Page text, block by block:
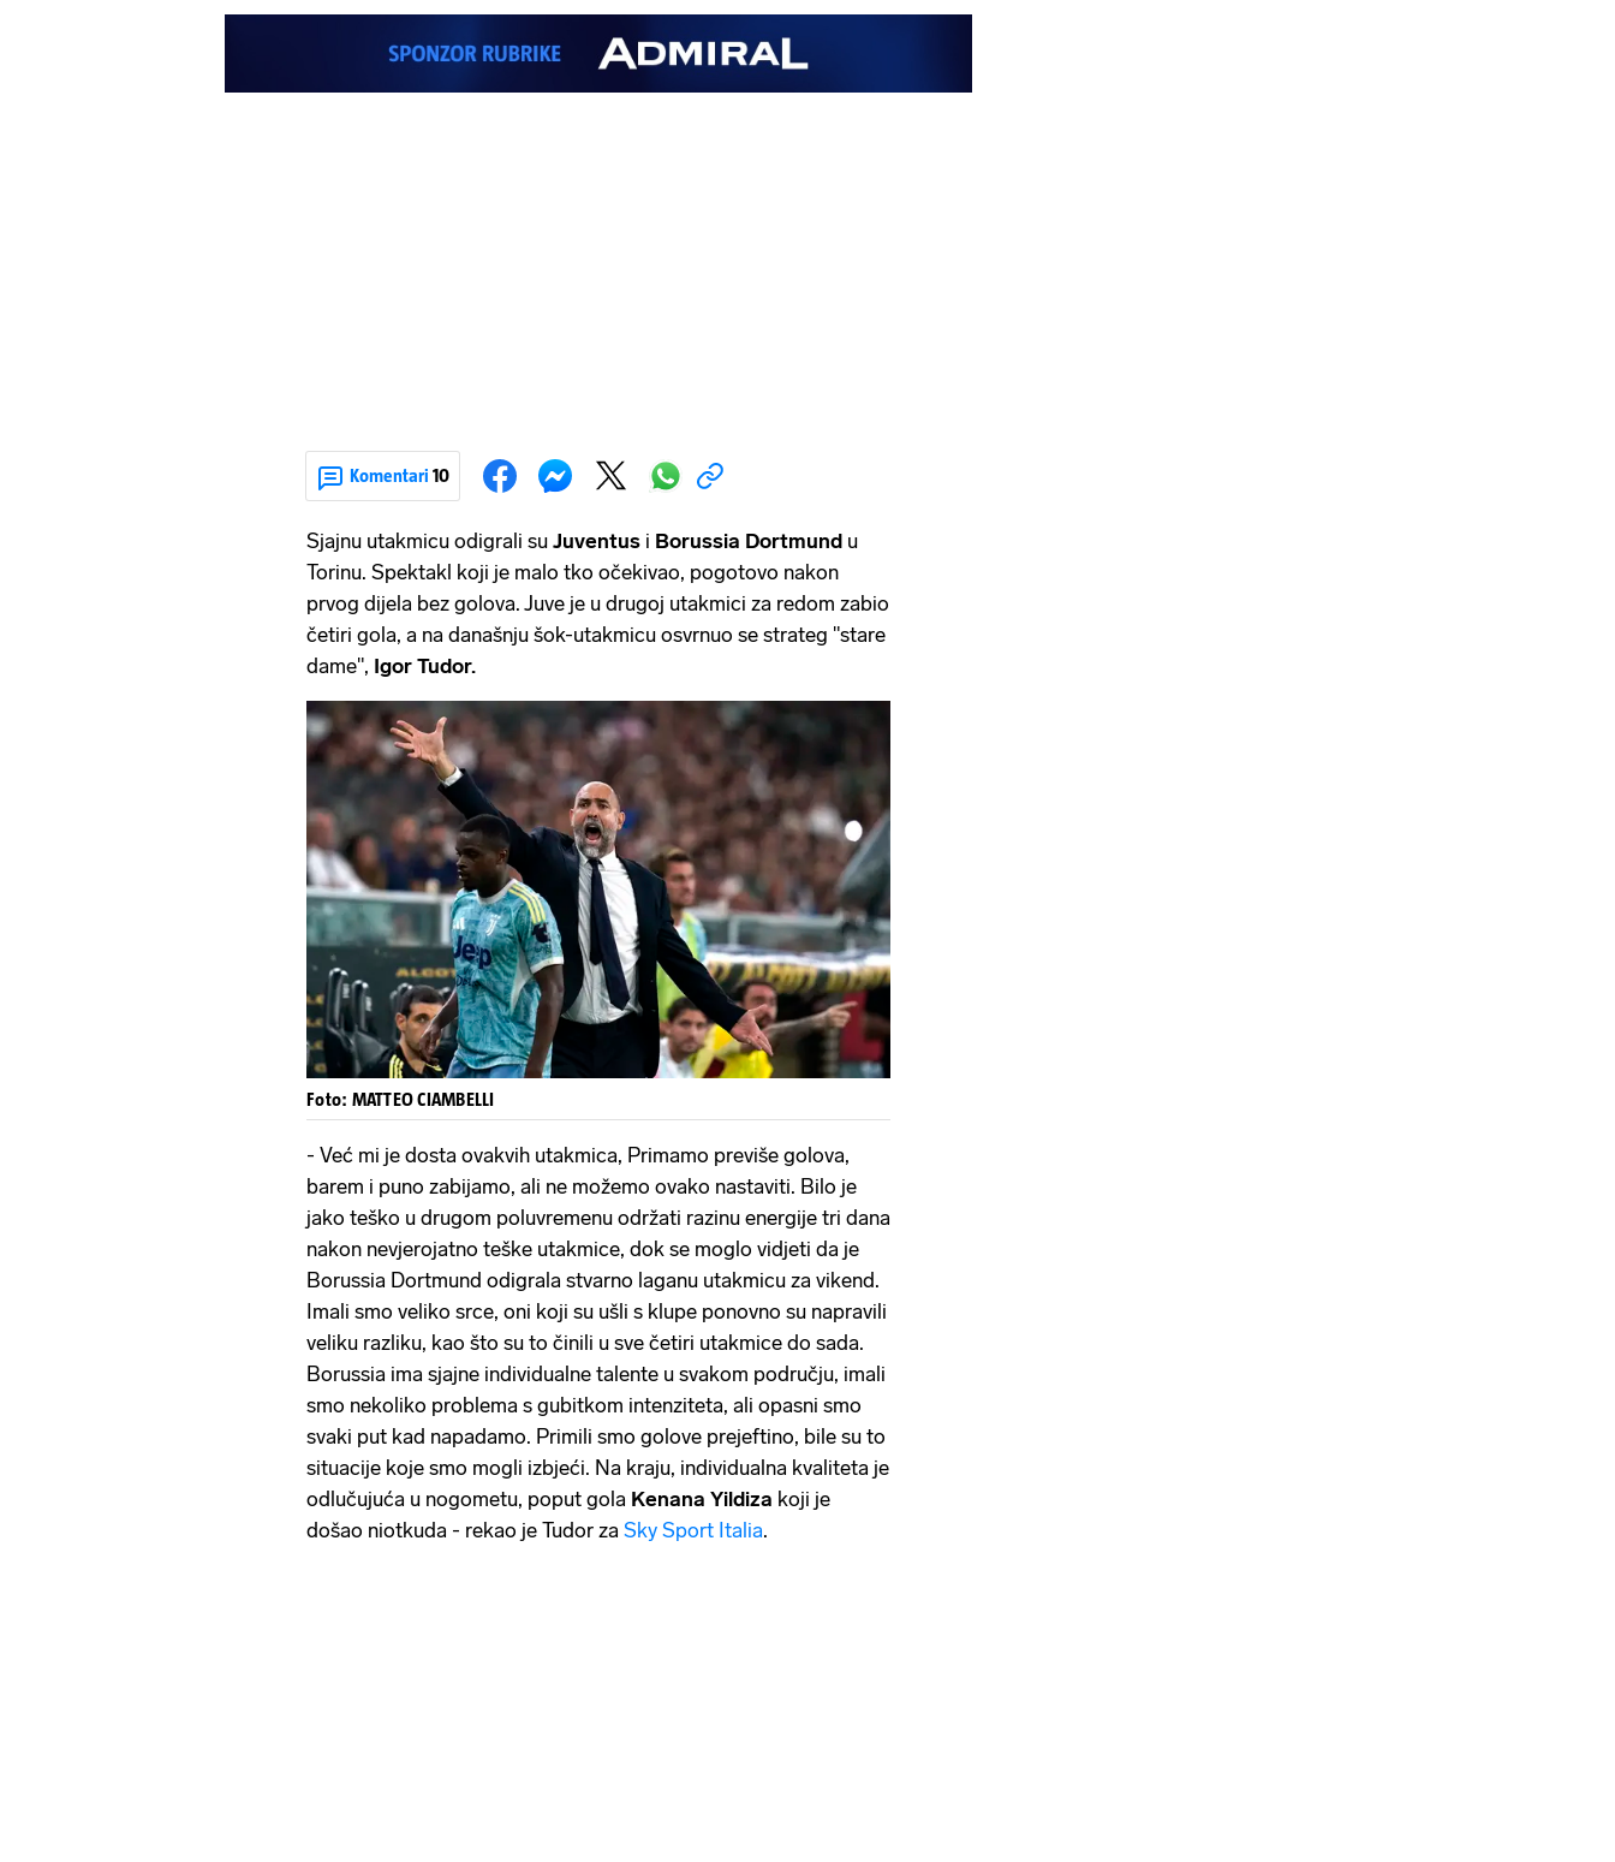
Komentari 10
Sjajnu utakmicu odigrali su Juventus i Borussia Dortmund u
Torinu. Spektakl koji je malo tko očekivao, pogotovo nakon
prvog dijela bez golova. Juve je u drugoj utakmici za redom zabio
četiri gola, a na današnju šok-utakmicu osvrnuo se strateg "stare
dame", Igor Tudor.
Foto: MATTEO CIAMBELLI
- Već mi je dosta ovakvih utakmica, Primamo previše golova,
barem i puno zabijamo, ali ne možemo ovako nastaviti. Bilo je
jako teško u drugom poluvremenu održati razinu energije tri dana
nakon nevjerojatno teške utakmice, dok se moglo vidjeti da je
Borussia Dortmund odigrala stvarno laganu utakmicu za vikend.
Imali smo veliko srce, oni koji su ušli s klupe ponovno su napravili
veliku razliku, kao što su to činili u sve četiri utakmice do sada.
Borussia ima sjajne individualne talente u svakom području, imali
smo nekoliko problema s gubitkom intenziteta, ali opasni smo
svaki put kad napadamo. Primili smo golove prejeftino, bile su to
situacije koje smo mogli izbjeći. Na kraju, individualna kvaliteta je
odlučujuća u nogometu, poput gola Kenana Yildiza koji je
došao niotkuda - rekao je Tudor za Sky Sport Italia.